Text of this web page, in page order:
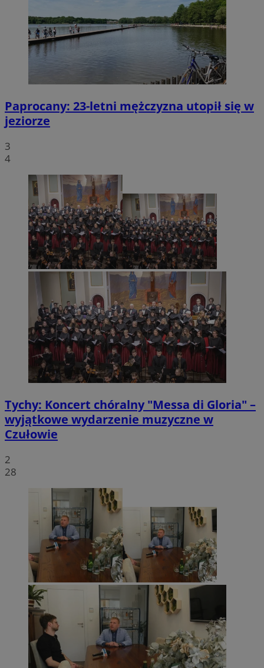
Paprocany: 23-letni mężczyzna utopił się w
jeziorze
3
4
Tychy: Koncert chóralny "Messa di Gloria" –
wyjątkowe wydarzenie muzyczne w
Czułowie
2
28